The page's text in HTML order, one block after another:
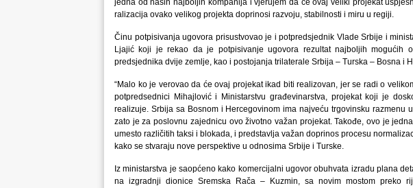
jedna od naših najboljih kompanija i vjerujem da će ovaj veliki projekat
ralizacija ovako velikog projekta doprinosi razvoju, stabilnosti i miru u regiji.
Činu potpisivanja ugovora prisustvovao je i potpredsjednik Vlade Srbije i
Ljajić koji je rekao da je potpisivanje ugovora rezultat najboljih mogućih
predsjednika dvije zemlje, kao i postojanja trilaterale Srbija – Turska – Bosna i
“Malo ko je verovao da će ovaj projekat ikad biti realizovan, jer se radi o
potpredsednici Mihajlović i Ministarstvu građevinarstva, projekat koji je
realizuje. Srbija sa Bosnom i Hercegovinom ima najveću trgovinsku razmenu
zato je za poslovnu zajednicu ovo životno važan projekat. Takođe, ovo je
umesto različitih taksi i blokada, i predstavlja važan doprinos procesu
kako se stvaraju nove perspektive u odnosima Srbije i Turske.
Iz ministarstva je saopćeno kako komercijalni ugovor obuhvata izradu plana
na izgradnji dionice Sremska Rača – Kuzmin, sa novim mostom preko